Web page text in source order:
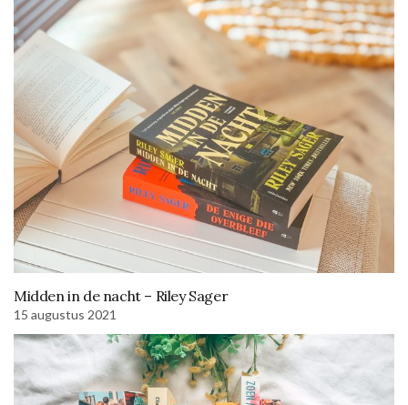
Midden in de nacht – Riley Sager
15 augustus 2021